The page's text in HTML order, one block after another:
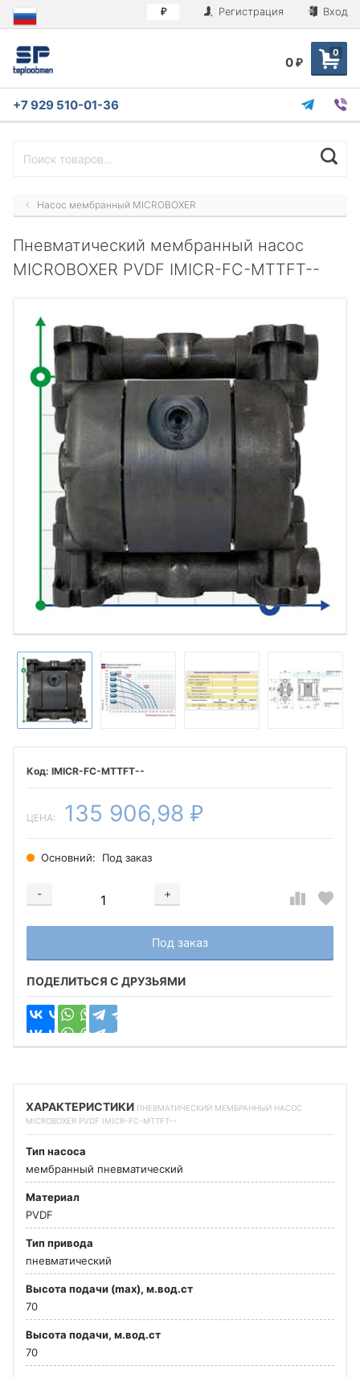
₽ Регистрация Вход
0
0 ₽
+7 929 510-01-36
Насос мембранный MICROBOXER
Пневматический мембранный насос
MICROBOXER PVDF IMICR-FC-МTTFT--
IMICR-FC-МTTFT--
ЦЕНА: 135 906,98 ₽
Основний: Под заказ
-
+
Добавляется...
Под заказ
Добавлен
ПОДЕЛИТЬСЯ С ДРУЗЬЯМИ
ХАРАКТЕРИСТИКИ ПНЕВМАТИЧЕСКИЙ МЕМБРАННЫЙ НАСОС
MICROBOXER PVDF IMICR-FC-МTTFT--
Тип насоса
мембранный пневматический
Материал
PVDF
Тип привода
пневматический
Высота подачи (max), м.вод.ст
70
Высота подачи, м.вод.ст
70